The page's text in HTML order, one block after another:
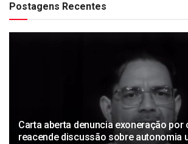
Postagens Recentes
Carta aberta denuncia exoneração por
reacende discussão sobre autonomia